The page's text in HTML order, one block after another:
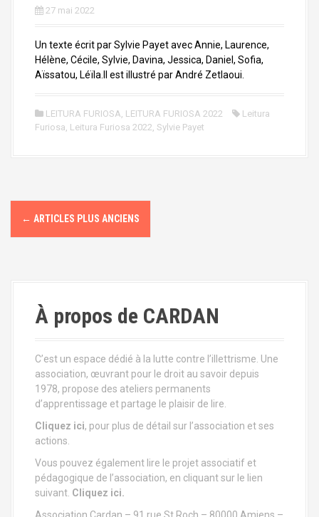
27 mai 2022
Un texte écrit par Sylvie Payet avec Annie, Laurence,
Hélène, Cécile, Sylvie, Davina, Jessica, Daniel, Sofia,
Aïssatou, Léïla.Il est illustré par André Zetlaoui.
LEITURA FURIOSA LEITURA FURIOSA 2022
Leitura
Furiosa Leitura Furiosa 2022 Sylvie Payet
N
a
← ARTICLES PLUS ANCIENS
À propos de CARDAN
C’est un espace dédié à la lutte contre l’illettrisme. Une
association, œuvrant pour le droit au savoir depuis
1978, propose des ateliers permanents
d’apprentissage et partage le plaisir de lire.
Cliquez ici, pour plus de détail sur l’association et ses
actions.
Vous pouvez également lire le projet associatif et
pédagogique de l’association, en cliquant sur le lien
suivant. Cliquez ici.
Association Cardan – 91 rue St Roch – 80000 Amiens –